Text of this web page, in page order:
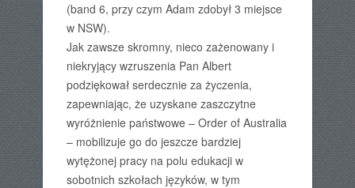
(band 6, przy czym Adam zdobył 3 miejsce
w NSW).
Jak zawsze skromny, nieco zażenowany i
niekryjący wzruszenia Pan Albert
podziękował serdecznie za życzenia,
zapewniając, że uzyskane zaszczytne
wyróżnienie państwowe – Order of Australia
– mobilizuje go do jeszcze bardziej
wytężonej pracy na polu edukacji w
sobotnich szkołach języków, w tym